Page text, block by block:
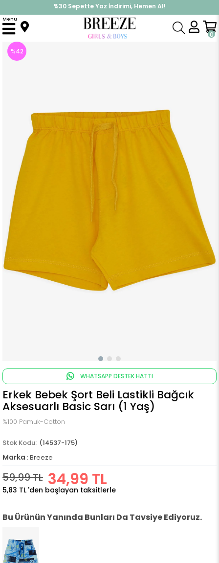
%30 Sepette Yaz İndirimi, Hemen Al!
İndirimlere ek %10 İndirimi Kap, Hemen Üye Ol!
0
Menu
Anasayfa Alt Giyim Kapri & Şort
%42
WHATSAPP DESTEK HATTI
Erkek Bebek Şort Beli Lastikli Bağcık
Aksesuarlı Basic Sarı (1 Yaş)
%100 Pamuk-Cotton
(14537-175)
Marka : Breeze
59,99 TL 34,99 TL
5,83 TL 'den başlayan taksitlerle
Bu Ürünün Yanında Bunları Da Tavsiye Ediyoruz.